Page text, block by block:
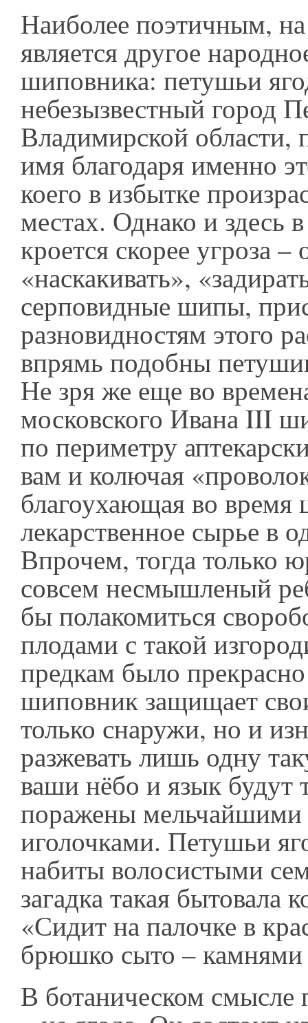
Наиболее поэтичным,
является другое
шиповника: петушьи
небезызвестный город
Владимирской области,
имя благодаря именно
коего в избытке
местах. Однако и здесь
кроется скорее угроза –
«наскакивать»,
серповидные шипы,
разновидностям этого
впрямь подобны
Не зря же еще во
московского Ивана III
по периметру
вам и колючая
благоухающая во время
лекарственное сырье в
Впрочем, тогда только
совсем несмышленый
бы полакомиться
плодами с такой
предкам было
шиповник защищает
только снаружи, но и
разжевать лишь одну
ваши нёбо и язык будут
поражены мельчайшими
иголочками. Петушьи
набиты волосистыми
загадка такая бытовала
«Сидит на палочке в
брюшко сыто –
В ботаническом